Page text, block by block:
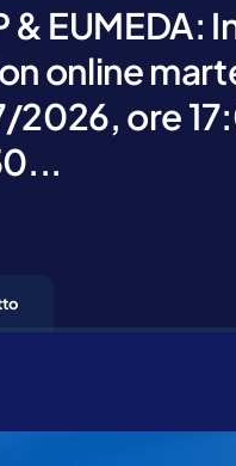
& EUMEDA:
online
2026, ore
e di accettare la nostra